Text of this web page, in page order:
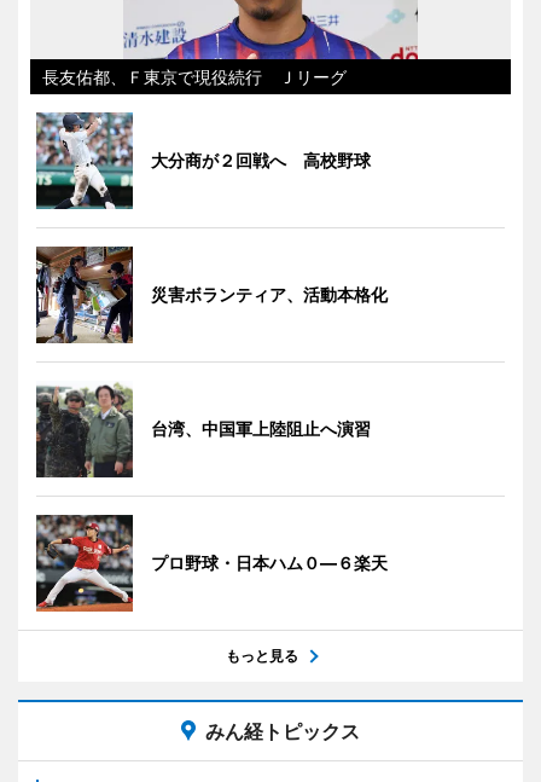
長友佑都、Ｆ東京で現役続行 Ｊリーグ
大分商が２回戦へ 高校野球
災害ボランティア、活動本格化
台湾、中国軍上陸阻止へ演習
プロ野球・日本ハム０―６楽天
もっと見る
みん経トピックス